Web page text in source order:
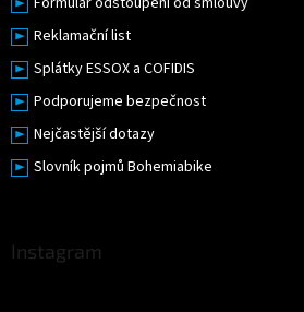
Reklamační list
Splátky ESSOX a COFIDIS
Podporujeme bezpečnost
Nejčastější dotazy
Slovník pojmů Bohemiabike
Instagram